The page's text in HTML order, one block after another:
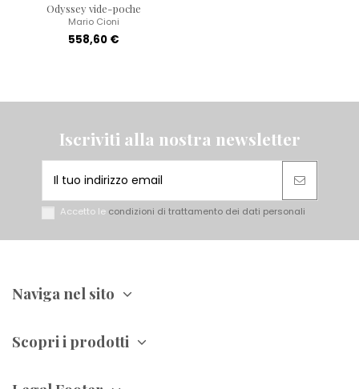
Odyssey vide-poche
Mario Cioni
558,60 €
Iscriviti alla nostra newsletter
Accetto le condizioni di trattamento dei dati personali
Naviga nel sito
Scopri i prodotti